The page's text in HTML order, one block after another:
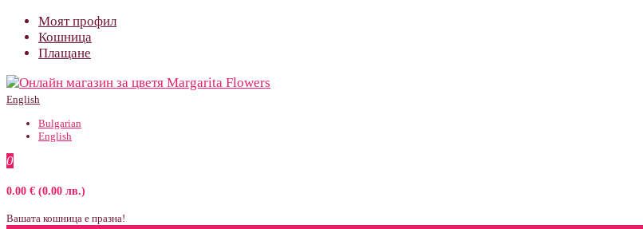
Моят профил
Кошница
Плащане
English
Bulgarian
English
0
0.00 € (0.00 лв.)
Вашата кошница е празна!